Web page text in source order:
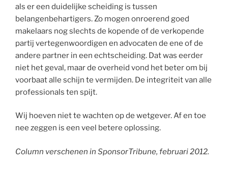
als er een duidelijke scheiding is tussen
belangenbehartigers. Zo mogen onroerend goed
makelaars nog slechts de kopende of de verkopende
partij vertegenwoordigen en advocaten de ene of de
andere partner in een echtscheiding. Dat was eerder
niet het geval, maar de overheid vond het beter om bij
voorbaat alle schijn te vermijden. De integriteit van alle
professionals ten spijt.
Wij hoeven niet te wachten op de wetgever. Af en toe
nee zeggen is een veel betere oplossing.
Column verschenen in SponsorTribune, februari 2012.